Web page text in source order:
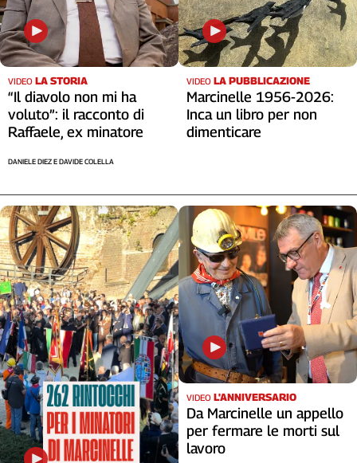
VIDEO LA STORIA
“Il diavolo non mi ha
voluto”: il racconto di
Raffaele, ex minatore
DANIELE DIEZ E DAVIDE COLELLA
VIDEO LA PUBBLICAZIONE
Marcinelle 1956-2026:
Inca un libro per non
dimenticare
VIDEO L'ANNIVERSARIO
Da Marcinelle un appello
per fermare le morti sul
lavoro